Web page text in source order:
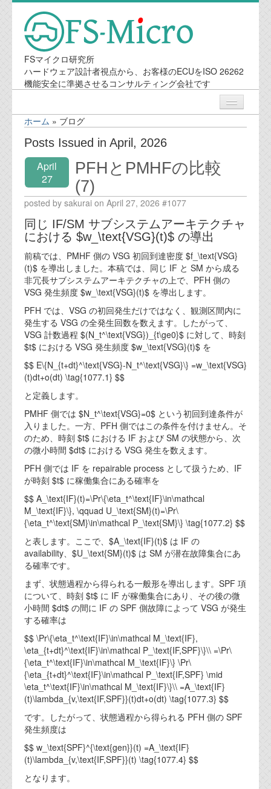
FSマイクロ研究所
ハードウェア設計者視点から、お客様のECUをISO 26262
機能安全に準拠させるコンサルティング会社です
ニュース
業務内容
機能安全コンサルティング
会社案内
会社概要
代表ご挨拶
オフィス
実績
ブログ
機能安全ブログ
設計ブログ
テクノロジ
外部投稿記事
ブログテーマ
技術文書
資料閲覧パスワードをお問い合わせ頂き
ログインをお願い致します。アカウント
名は"opendocument"です。
機能安全用語集
設計用語集
オンラインショップ
お問い合わせ
FAQ
お問い合わせフォーム
ホーム » ブログ
Posts Issued in April, 2026
April
27
PFHとPMHFの比較
(7)
posted by sakurai on April 27, 2026 #1077
同じ IF/SM サブシステムアーキテクチャ
における $w_\text{VSG}(t)$ の導出
前稿では、PMHF 側の VSG 初回到達密度 $f_\text{VSG}
(t)$ を導出しました。本稿では、同じ IF と SM から成る
非冗長サブシステムアーキテクチャの上で、PFH 側の
VSG 発生頻度 $w_\text{VSG}(t)$ を導出します。
PFH では、VSG の初回発生だけではなく、観測区間内に
発生する VSG の全発生回数を数えます。したがって、
VSG 計数過程 $(N_t^\text{VSG})_{t\ge0}$ に対して、時刻
$t$ における VSG 発生頻度 $w_\text{VSG}(t)$ を
$$ E\{N_{t+dt}^\text{VSG}-N_t^\text{VSG}\} =w_\text{VSG}
(t)dt+o(dt) \tag{1077.1} $$
と定義します。
PMHF 側では $N_t^\text{VSG}=0$ という初回到達条件が
入りました。一方、PFH 側ではこの条件を付けません。そ
のため、時刻 $t$ における IF および SM の状態から、次
の微小時間 $dt$ における VSG 発生を数えます。
PFH 側では IF を repairable process として扱うため、IF
が時刻 $t$ に稼働集合にある確率を
$$ A_\text{IF}(t)=\Pr\{\eta_t^\text{IF}\in\mathcal
M_\text{IF}\}, \qquad U_\text{SM}(t)=\Pr\
{\eta_t^\text{SM}\in\mathcal P_\text{SM}\} \tag{1077.2} $$
と表します。ここで、$A_\text{IF}(t)$ は IF の
availability、$U_\text{SM}(t)$ は SM が潜在故障集合にあ
る確率です。
まず、状態過程から得られる一般形を導出します。SPF 項
について、時刻 $t$ に IF が稼働集合にあり、その後の微
小時間 $dt$ の間に IF の SPF 側故障によって VSG が発生
する確率は
$$ \Pr\{\eta_t^\text{IF}\in\mathcal M_\text{IF},
\eta_{t+dt}^\text{IF}\in\mathcal P_\text{IF,SPF}\}\\ =\Pr\
{\eta_t^\text{IF}\in\mathcal M_\text{IF}\} \Pr\
{\eta_{t+dt}^\text{IF}\in\mathcal P_\text{IF,SPF} \mid
\eta_t^\text{IF}\in\mathcal M_\text{IF}\}\\ =A_\text{IF}
(t)\lambda_{v,\text{IF,SPF}}(t)dt+o(dt) \tag{1077.3} $$
です。したがって、状態過程から得られる PFH 側の SPF
発生頻度は
$$ w_\text{SPF}^{\text{gen}}(t) =A_\text{IF}
(t)\lambda_{v,\text{IF,SPF}}(t) \tag{1077.4} $$
となります。